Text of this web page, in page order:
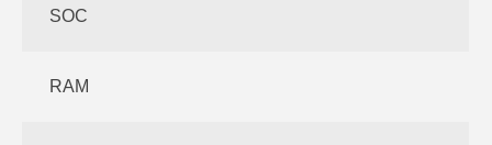
SOC
RAM